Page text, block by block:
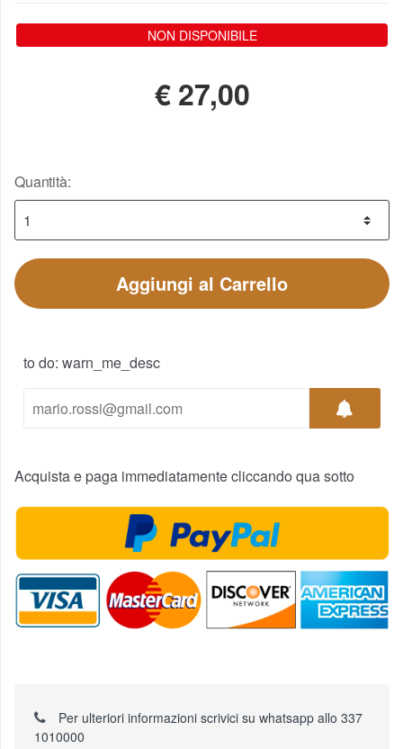
NON DISPONIBILE
€27,00
Quantità:
Aggiungi al Carrello
to do: warn_me_desc
Acquista e paga immediatamente cliccando qua sotto
Per ulteriori informazioni scrivici su whatsapp allo 337
1010000